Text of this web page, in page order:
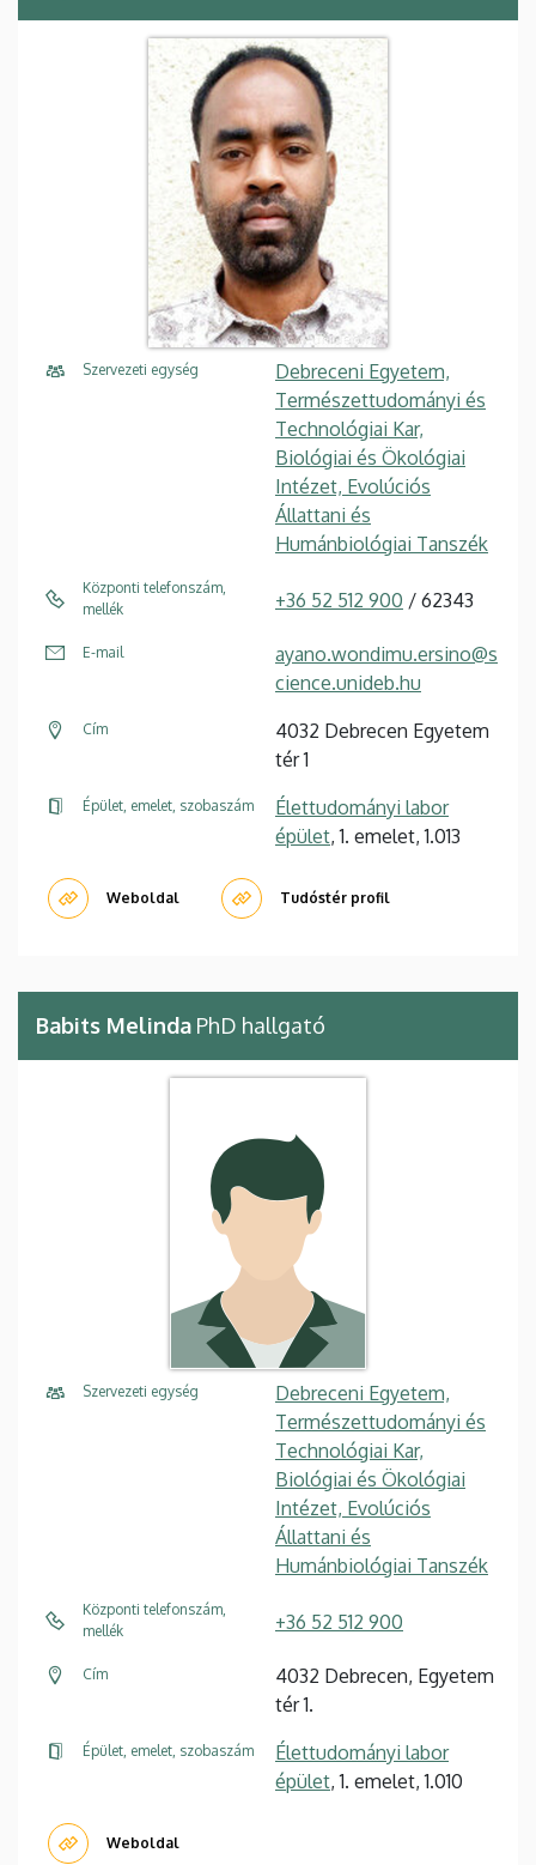
Szervezeti egység
Debreceni Egyetem,
Természettudományi és
Technológiai Kar,
Biológiai és Ökológiai
Intézet, Evolúciós
Állattani és
Humánbiológiai Tanszék
Központi telefonszám,
mellék
+36 52 512 900 / 62343
E-mail
ayano.wondimu.ersino@s
cience.unideb.hu
Cím
4032 Debrecen Egyetem
tér 1
Épület, emelet, szobaszám
Élettudományi labor
épület, 1. emelet, 1.013
Weboldal Tudóstér profil
Babits Melinda PhD hallgató
Szervezeti egység
Debreceni Egyetem,
Természettudományi és
Technológiai Kar,
Biológiai és Ökológiai
Intézet, Evolúciós
Állattani és
Humánbiológiai Tanszék
Központi telefonszám,
mellék
+36 52 512 900
Cím
4032 Debrecen, Egyetem
tér 1.
Épület, emelet, szobaszám
Élettudományi labor
épület, 1. emelet, 1.010
Weboldal